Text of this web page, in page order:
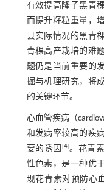
有效提高隆子黑青
而提升籽粒重量，
县实际情况的黑青
青稞高产栽培的难
题仍是当前重要的
掘与机理研究，将
的关键环节。
心血管疾病（
和发病率较高的疾
要的诱因 [4]。花青
性色素，是一种优
现花青素对预防心